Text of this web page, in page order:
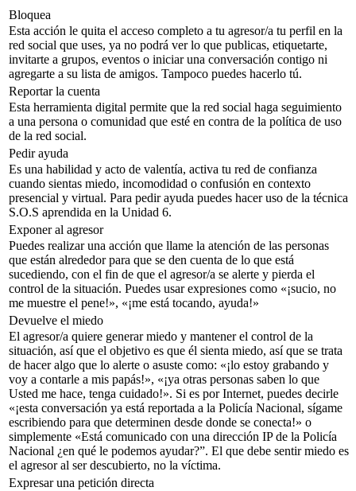
Bloquea
Esta acción le quita el acceso completo a tu agresor/a tu perfil en la
red social que uses, ya no podrá ver lo que publicas, etiquetarte,
invitarte a grupos, eventos o iniciar una conversación contigo ni
agregarte a su lista de amigos. Tampoco puedes hacerlo tú.
Reportar la cuenta
Esta herramienta digital permite que la red social haga seguimiento
a una persona o comunidad que esté en contra de la política de uso
de la red social.
Pedir ayuda
Es una habilidad y acto de valentía, activa tu red de confianza
cuando sientas miedo, incomodidad o confusión en contexto
presencial y virtual. Para pedir ayuda puedes hacer uso de la técnica
S.O.S aprendida en la Unidad 6.
Exponer al agresor
Puedes realizar una acción que llame la atención de las personas
que están alrededor para que se den cuenta de lo que está
sucediendo, con el fin de que el agresor/a se alerte y pierda el
control de la situación. Puedes usar expresiones como «¡sucio, no
me muestre el pene!», «¡me está tocando, ayuda!»
Devuelve el miedo
El agresor/a quiere generar miedo y mantener el control de la
situación, así que el objetivo es que él sienta miedo, así que se trata
de hacer algo que lo alerte o asuste como: «¡lo estoy grabando y
voy a contarle a mis papás!», «¡ya otras personas saben lo que
Usted me hace, tenga cuidado!». Si es por Internet, puedes decirle
«¡esta conversación ya está reportada a la Policía Nacional, sígame
escribiendo para que determinen desde donde se conecta!» o
simplemente «Está comunicado con una dirección IP de la Policía
Nacional ¿en qué le podemos ayudar?”. El que debe sentir miedo es
el agresor al ser descubierto, no la víctima.
Expresar una petición directa